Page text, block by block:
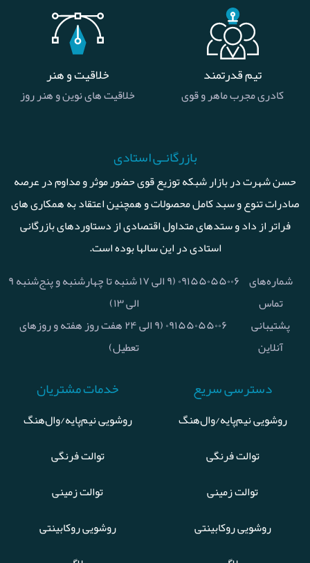
تیم قدرتمند
کادری مجرب ماهر و قوی
خلاقیت و هنر
خلاقیت های نوین و هنر روز
بازرگانـی استادی
حسن شهرت در بازار شبکه توزیع قوی حضور موثر و مداوم در عرصه
صادرات تنوع و سبد کامل محصولات و همچنین اعتقاد به همکاری های
فراتر از داد و ستدهای متداول اقتصادی از دستاوردهای بازرگانی
استادی در این سالها بوده است.
شماره‌های
تماس
۰۹۱۵۵۰۵۵۰۰۶ (۹ الی ۱۷ شنبه تا چهارشنبه و پنج‌شنبه ۹
الی ۱۳)
پشتیبانی
آنلاین
۰۹۱۵۵۰۵۵۰۰۶ (۹ الی ۲۴ هفت روز هفته و روزهای
تعطیل)
دسترسی سریع
روشویی نیم‌پایه/وال‌هنگ
توالت فرنگی
توالت زمینی
روشویی روکابینتی
خدمات مشتریان
روشویی نیم‌پایه/وال‌هنگ
توالت فرنگی
توالت زمینی
روشویی روکابینتی